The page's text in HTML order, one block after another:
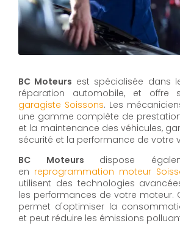
BC Moteurs est spécialisée dans
réparation automobile, et offre
garagiste Soissons. Les
une gamme complète de
et la maintenance des véhicules,
sécurité et la performance de votre
BC Moteurs dispose
en reprogrammation moteur
utilisent des technologies
les performances de votre moteur.
permet d'optimiser la
et peut réduire les émissions